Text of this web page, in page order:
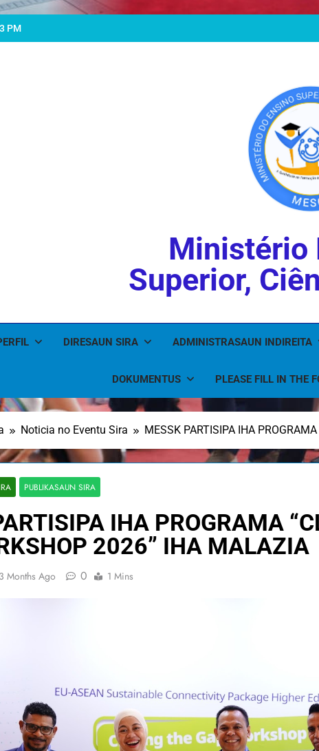
PM
Ministério
Superior,
DIRESAUN SIRA ADMINISTRASAUN INDIREITA
DOKUMENTUS PLEASE FILL IN THE
Noticia no Eventu Sira MESSK PARTISIPA IHA
PUBLIKASAUN SIRA
IHA PROGRAMA
2026” IHA MALAZIA
3 Months Ago 0 1 Mins